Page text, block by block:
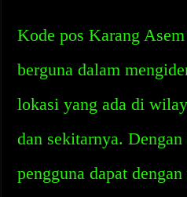
Kode pos Karang
berguna dalam
lokasi yang ada di
dan sekitarnya.
pengguna dapat